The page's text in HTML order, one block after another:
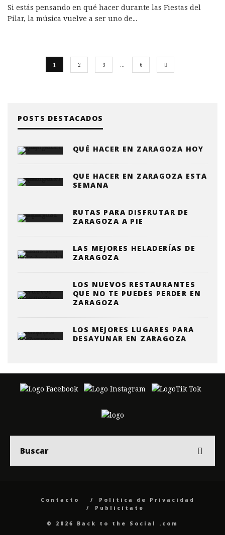
Si estás pensando en qué hacer durante las Fiestas del
Pilar, la música vuelve a ser uno de...
1 2 3 … 6
POSTS DESTACADOS
QUÉ HACER EN ZARAGOZA HOY
QUE HACER EN ZARAGOZA ESTA
SEMANA
RUTAS PARA DISFRUTAR DE
ZARAGOZA A PIE
LAS MEJORES HELADERÍAS DE
ZARAGOZA
LOS NUEVOS RESTAURANTES
QUE NO TE PUEDES PERDER EN
ZARAGOZA
LOS MEJORES LUGARES PARA
DESAYUNAR EN ZARAGOZA
Contacto
Politica de Privacidad
Publicítate
© 2026 Back to the Social .com